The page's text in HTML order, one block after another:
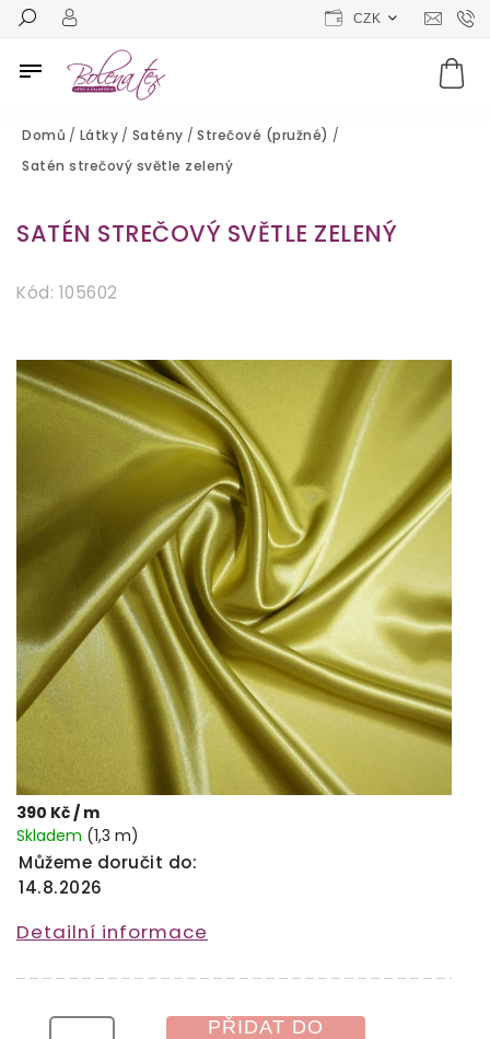
CZK
Domů / Látky / Satény / Strečové (pružné) /
Satén strečový světle zelený
SATÉN STREČOVÝ SVĚTLE ZELENÝ
Kód: 105602
390 Kč/ m
Skladem (1,3 m)
Můžeme doručit do:
14.8.2026
PŘIDAT DO
Detailní informace